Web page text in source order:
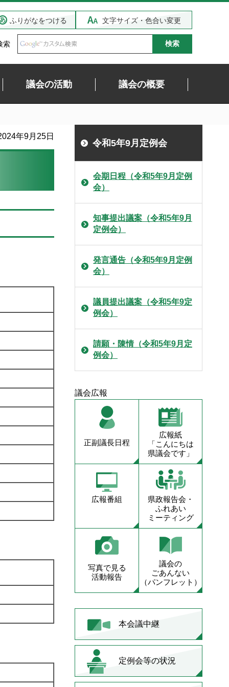
ふりがなをつける 文字サイズ・色合い変更
索
議会の活動 議会の概要
年9月25日
令和5年9月定例会
会期日程（令和5年9月定例
会）
知事提出議案（令和5年9月
定例会）
発言通告（令和5年9月定例
会）
議員提出議案（令和5年9定
例会）
請願・陳情（令和5年9月定
例会）
議会広報
正副議長日程
広報紙
「こんにちは
県議会です」
広報番組
県政報告会・
ふれあい
ミーティング
写真で見る
活動報告
議会の
ごあんない
（パンフレット）
本会議中継
定例会等の状況